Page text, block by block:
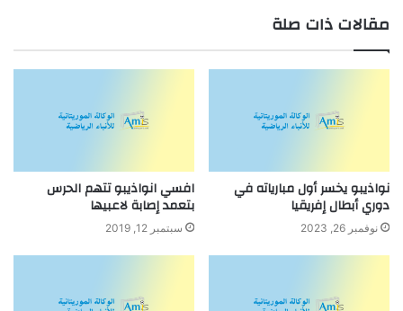
مقالات ذات صلة
نواذيبو يخسر أول مبارياته في
دوري أبطال إفريقيا
نوفمبر 26, 2023
افسي انواذيبو تتهم الحرس
بتعمد إصابة لاعبيها
سبتمبر 12, 2019